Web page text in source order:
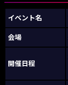
イベント名
会場
開催日程